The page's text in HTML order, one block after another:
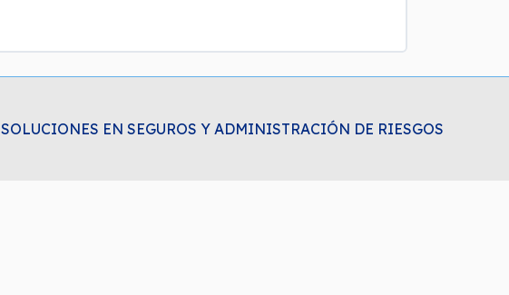
SOLUCIONES EN SEGUROS Y ADMINISTRACIÓN DE RIESGOS